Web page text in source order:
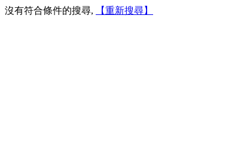
沒有符合條件的搜尋, 【重新搜尋】